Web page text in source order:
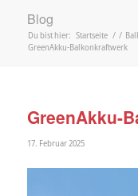
Blog
Du bist hier: Startseite / /
GreenAkku-Balkonkraftwerk
GreenAkku-
17. Februar 2025